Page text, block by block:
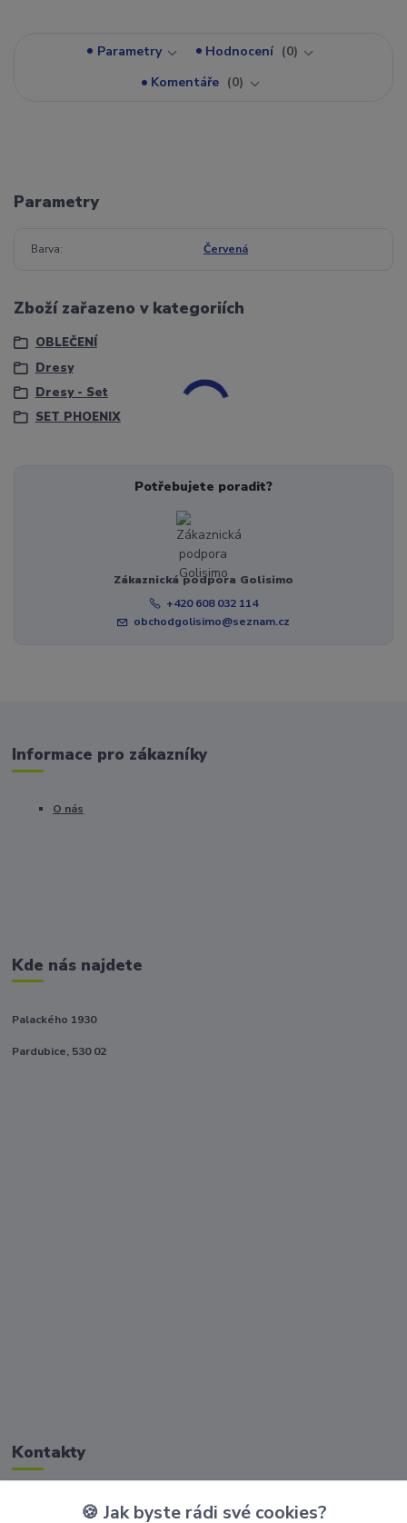
Parametry Hodnocení
0
Komentáře
0
Parametry
Barva Červená
Zboží zařazeno v kategoriích
OBLEČENÍ
Dresy
Dresy - Set
SET PHOENIX
Potřebujete poradit?
Zákaznická podpora Golisimo
+420 608 032 114
obchodgolisimo@seznam.cz
Informace pro zákazníky
O nás
Kde nás najdete
Palackého 1930
Pardubice, 530 02
Kontakty
Zákaznická podpora Golisimo
🍪 Jak byste rádi své cookies?